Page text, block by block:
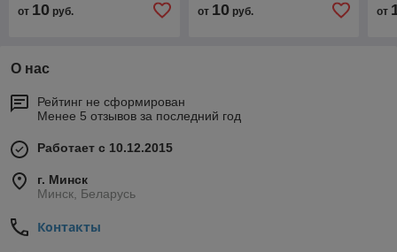
от 10 руб. от 10руб. от
О нас
Рейтинг не сформирован
Менее 5 отзывов за последний год
Работает с 10.12.2015
г. Минск
Минск, Беларусь
Контакты